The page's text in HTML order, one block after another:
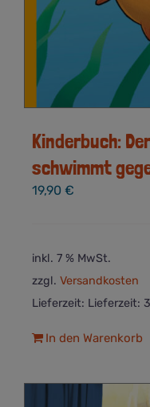
Kinderbuch:
schwimmt
19,90 €
inkl. 7 % MwSt.
zzgl. Versandkosten
Lieferzeit: Lieferzeit:
In den Warenkorb